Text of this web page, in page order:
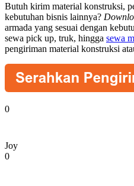
Butuh kirim material konstruksi,
kebutuhan bisnis lainnya?
armada yang sesuai dengan
sewa pick up, truk, hingga sewa
pengiriman material konstruksi
0
Joy
0